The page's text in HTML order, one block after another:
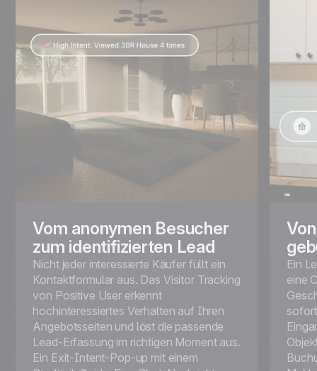
Vom anonymen Besucher
zum identifizierten Lead
Nicht jeder interessierte Käufer füllt ein
Kontaktformular aus. Das Visitor Tracking
von Positive User erkennt
hochinteressiertes Verhalten auf Ihren
Angebotsseiten und löst die passende
Lead-Erfassung im richtigen Moment aus.
Ein Exit-Intent-Pop-up mit einem
Ein
eine